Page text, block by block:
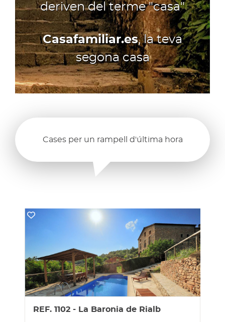
deriven del terme "casa"
Casafamiliar.es, la teva
segona casa
Cases per un rampell d'última hora
REF. 1102 - La Baronia de Rialb